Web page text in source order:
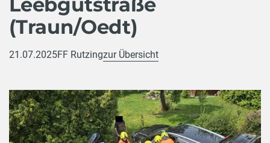
(Traun/Oedt)
21.07.2025FF Rutzingzur Übersicht